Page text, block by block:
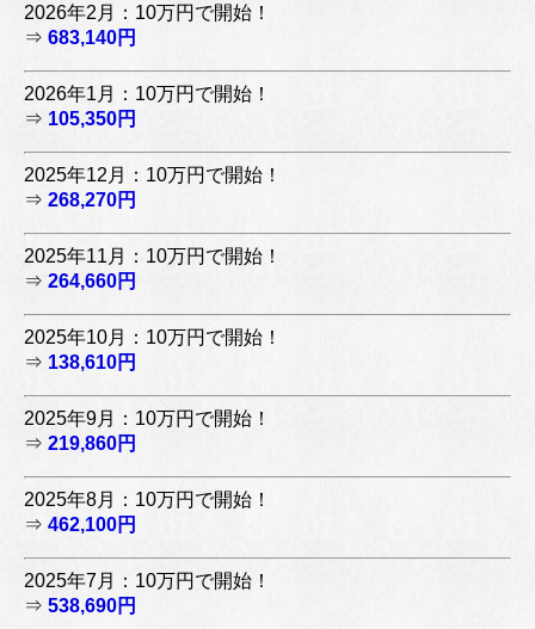
2026年2月：10万円で開始！
⇒ 683,140円
2026年1月：10万円で開始！
⇒ 105,350円
2025年12月：10万円で開始！
⇒ 268,270円
2025年11月：10万円で開始！
⇒ 264,660円
2025年10月：10万円で開始！
⇒ 138,610円
2025年9月：10万円で開始！
⇒ 219,860円
2025年8月：10万円で開始！
⇒ 462,100円
2025年7月：10万円で開始！
⇒ 538,690円